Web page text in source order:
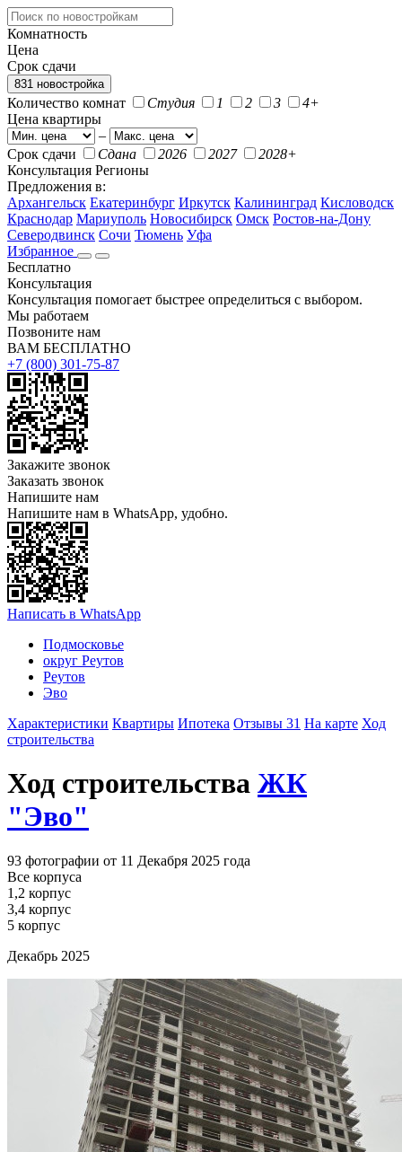
Комнатность
Цена
Срок сдачи
831 новостройка
Количество комнат Студия 1 2 3
4+
Цена квартиры
–
Срок сдачи
Сдана 2026 2027
2028+
Консультация Регионы
Предложения в:
Архангельск Екатеринбург Иркутск Калининград Кисловодск
Краснодар Мариуполь Новосибирск Омск Ростов-на-Дону
Северодвинск Сочи Тюмень Уфа
Избранное
Бесплатно
Консультация
Консультация помогает быстрее определиться с выбором.
Мы работаем
Позвоните нам
ВАМ БЕСПЛАТНО
+7 (800) 301-75-87
Закажите звонок
Заказать звонок
Напишите нам
Напишите нам в WhatsApp, удобно.
Написать в WhatsApp
Подмосковье
округ Реутов
Реутов
Эво
Характеристики Квартиры Ипотека Отзывы 31 На карте Ход
строительства
Ход строительства ЖК
"Эво"
93 фотографии от 11 Декабря 2025 года
Все корпуса
1,2 корпус
3,4 корпус
5 корпус
Декабрь 2025